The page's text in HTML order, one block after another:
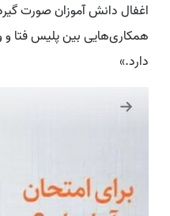
اغفال دانش آموزان صورت
همکاری‌هایی بین پلیس فتا
دارد.»